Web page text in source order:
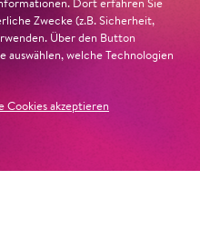
Dort erfahren Sie
Zwecke (z.B. Sicherheit,
Über den Button
auswählen, welche Technologien
Cookies akzeptieren